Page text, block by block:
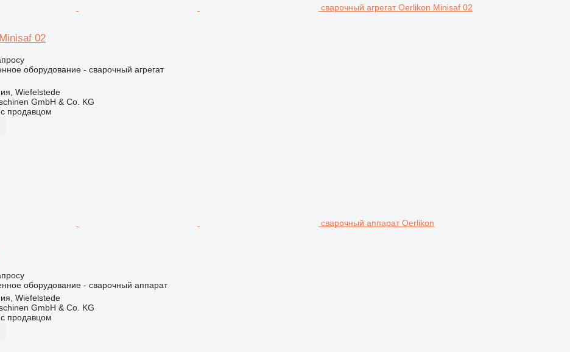
сварочный агрегат Oerlikon Minisaf 02
02
оборудование - сварочный агрегат
Wiefelstede
GmbH & Co. KG
продавцом
сварочный аппарат Oerlikon
оборудование - сварочный аппарат
Wiefelstede
GmbH & Co. KG
продавцом